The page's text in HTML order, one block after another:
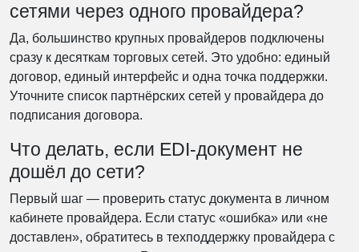
сетями через одного провайдера?
Да, большинство крупных провайдеров подключены
сразу к десяткам торговых сетей. Это удобно: единый
договор, единый интерфейс и одна точка поддержки.
Уточните список партнёрских сетей у провайдера до
подписания договора.
Что делать, если EDI-документ не
дошёл до сети?
Первый шаг — проверить статус документа в личном
кабинете провайдера. Если статус «ошибка» или «не
доставлен», обратитесь в техподдержку провайдера с